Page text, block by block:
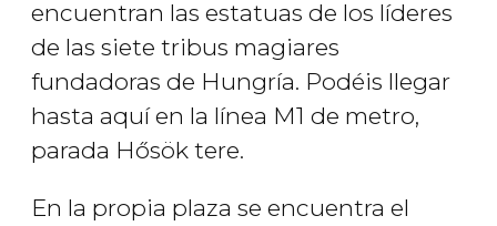
encuentran las estatuas de los líderes
de las siete tribus magiares
fundadoras de Hungría. Podéis llegar
hasta aquí en la línea M1 de metro,
parada Hősök tere.
En la propia plaza se encuentra el